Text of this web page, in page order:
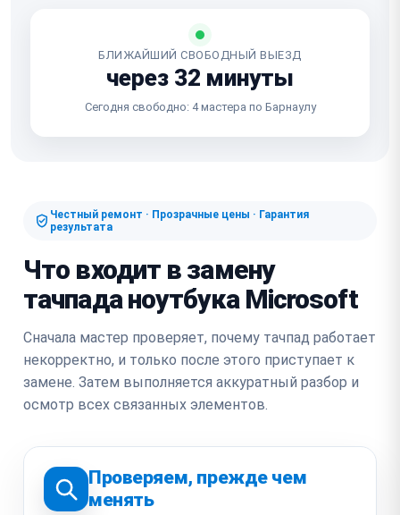
БЛИЖАЙШИЙ СВОБОДНЫЙ ВЫЕЗД
через 32 минуты
Сегодня свободно: 4 мастера по Барнаулу
Честный ремонт · Прозрачные цены · Гарантия
результата
Что входит в замену
тачпада ноутбука Microsoft
Сначала мастер проверяет, почему тачпад работает
некорректно, и только после этого приступает к
замене. Затем выполняется аккуратный разбор и
осмотр всех связанных элементов.
Проверяем, прежде чем
менять